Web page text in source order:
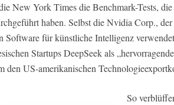
New York Times die Benchmark-Tests,
haben. Selbst die Nvidia Corp.,
Software für künstliche Intelligenz
Startups DeepSeek als
den US-amerikanischen
So